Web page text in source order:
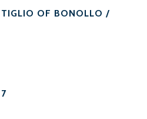
OF BONOLLO /